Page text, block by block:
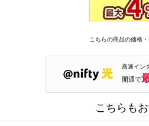
こちらの商品の価格
高速イン
開通で
こちらも